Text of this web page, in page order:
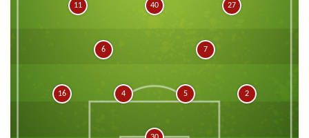
2
5
4
16
7
6
27
40
11